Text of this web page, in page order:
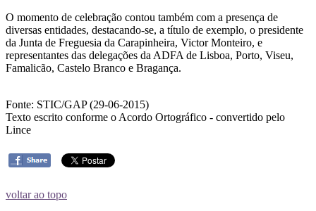
O momento de celebração contou também com a presença de
diversas entidades, destacando-se, a título de exemplo, o presidente
da Junta de Freguesia da Carapinheira, Victor Monteiro, e
representantes das delegações da ADFA de Lisboa, Porto, Viseu,
Famalicão, Castelo Branco e Bragança.
Fonte: STIC/GAP (29-06-2015)
Texto escrito conforme o Acordo Ortográfico - convertido pelo
Lince
voltar ao topo